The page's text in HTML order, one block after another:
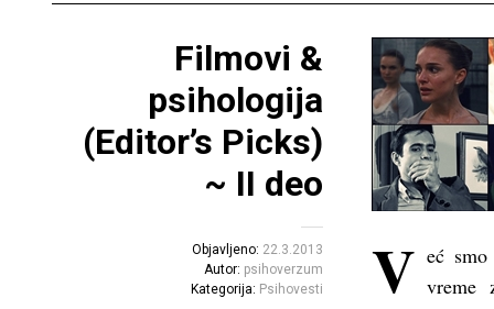
Filmovi &
psihologija
(Editor’s Picks)
~ II deo
Objavljeno: 22.3.2013
Autor: psihoverzum
Kategorija: Psihovesti V eć
vreme